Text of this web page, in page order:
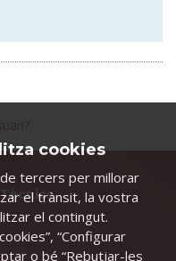
cookies
tercers per millorar
el trànsit, la vostra
el contingut.
“Configurar
o bé “Rebutjar-les